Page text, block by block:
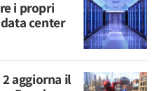
i propri
center
aggiorna il